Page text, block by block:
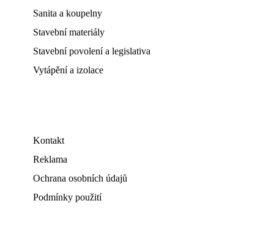
Sanita a koupelny
Stavební materiály
Stavební povolení a legislativa
Vytápění a izolace
Kontakt
Reklama
Ochrana osobních údajů
Podmínky použití